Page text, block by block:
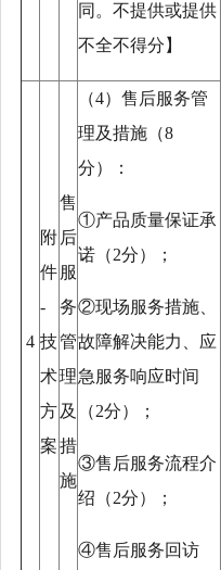
同。不提供或提供
不全不得分】
4
附
件
-
技
术
方
案
售
后
服
务
管
理
及
措
施
（4）售后服务管
理及措施（8
分）：
①产品质量保证承
诺（2分）；
②现场服务措施、
故障解决能力、应
急服务响应时间
（2分）；
③售后服务流程介
绍（2分）；
④售后服务回访